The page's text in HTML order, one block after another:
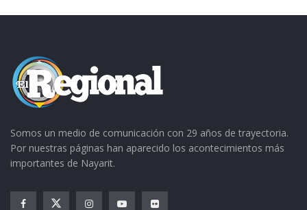
Somos un medio de comunicación con 29 años de trayectoria.
Por nuestras páginas han aparecido los acontecimientos más
importantes de Nayarit.